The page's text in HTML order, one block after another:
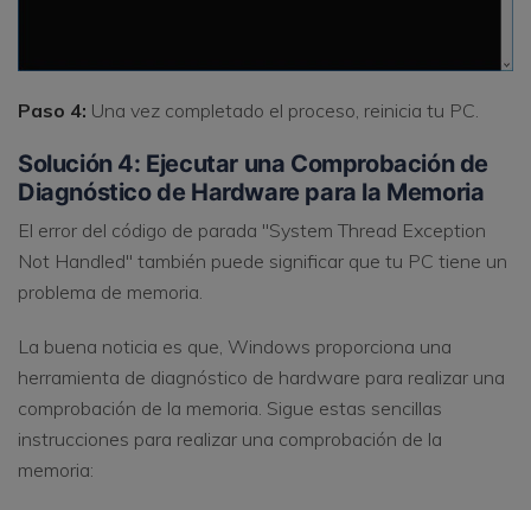
Paso 4: Una vez completado el proceso, reinicia tu PC.
Solución 4: Ejecutar una Comprobación de
Diagnóstico de Hardware para la Memoria
El error del código de parada "System Thread Exception
Not Handled" también puede significar que tu PC tiene un
problema de memoria.
La buena noticia es que, Windows proporciona una
herramienta de diagnóstico de hardware para realizar una
comprobación de la memoria. Sigue estas sencillas
instrucciones para realizar una comprobación de la
memoria: